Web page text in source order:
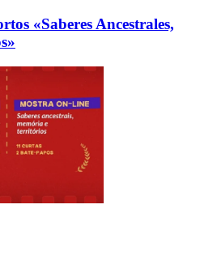
«Saberes Ancestrales,